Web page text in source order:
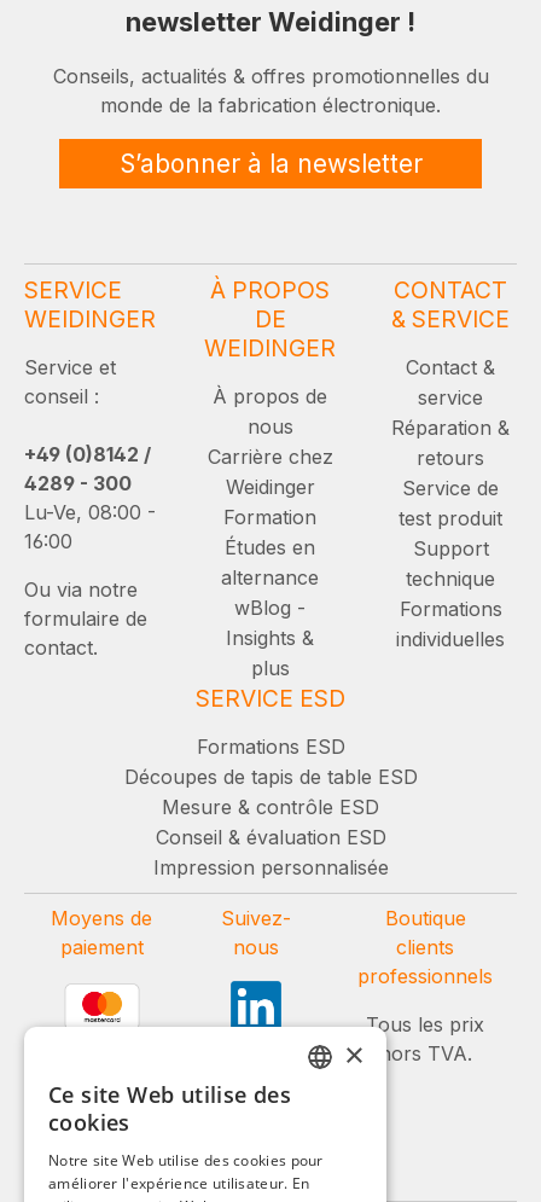
newsletter Weidinger !
Conseils, actualités & offres promotionnelles du
monde de la fabrication électronique.
S’abonner à la newsletter
SERVICE
WEIDINGER
Service et
conseil :
+49 (0)8142 /
4289 - 300
Lu-Ve, 08:00 -
16:00
Ou via notre
formulaire de
contact.
À PROPOS
DE
WEIDINGER
À propos de
nous
Carrière chez
Weidinger
Formation
Études en
alternance
wBlog -
Insights &
plus
CONTACT
& SERVICE
Contact &
service
Réparation &
retours
Service de
test produit
Support
technique
Formations
individuelles
SERVICE ESD
Formations ESD
Découpes de tapis de table ESD
Mesure & contrôle ESD
Conseil & évaluation ESD
Impression personnalisée
Moyens de
paiement
Suivez-
nous
Boutique
clients
professionnels
Tous les prix
hors TVA.
×
Ce site Web utilise des
cookies
Notre site Web utilise des cookies pour
améliorer l'expérience utilisateur. En